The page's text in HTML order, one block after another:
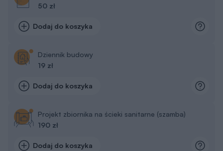
50 zł
Dodaj do koszyka
Dziennik budowy
19 zł
Dodaj do koszyka
Projekt zbiornika na ścieki sanitarne (szamba)
190 zł
Dodaj do koszyka